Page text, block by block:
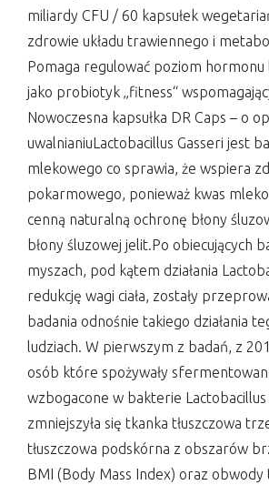
miliardy CFU / 60 kapsułek
zdrowie układu trawiennego i
Pomaga regulować poziom hormonu
jako probiotyk „fitness“
Nowoczesna kapsułka DR Caps – o
uwalnianiuLactobacillus Gasseri jest
mlekowego co sprawia, że wspiera
pokarmowego, ponieważ kwas
cenną naturalną ochronę błony
błony śluzowej jelit.Po obiecujących
myszach, pod kątem działania
redukcję wagi ciała, zostały
badania odnośnie takiego działania
ludziach. W pierwszym z badań, z
osób które spożywały
wzbogacone w bakterie Lactobacillus
zmniejszyła się tkanka tłuszczowa
tłuszczowa podskórna z obszarów
BMI (Body Mass Index) oraz obwody